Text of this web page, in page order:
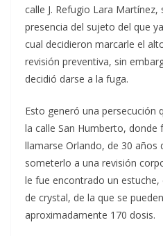
calle J. Refugio Lara
presencia del sujeto del que
cual decidieron marcarle el
revisión preventiva, sin
decidió darse a la fuga.
Esto generó una persecución
la calle San Humberto, donde
llamarse Orlando, de 30 años
someterlo a una revisión
le fue encontrado un
de crystal, de la que se
aproximadamente 170 dosis.